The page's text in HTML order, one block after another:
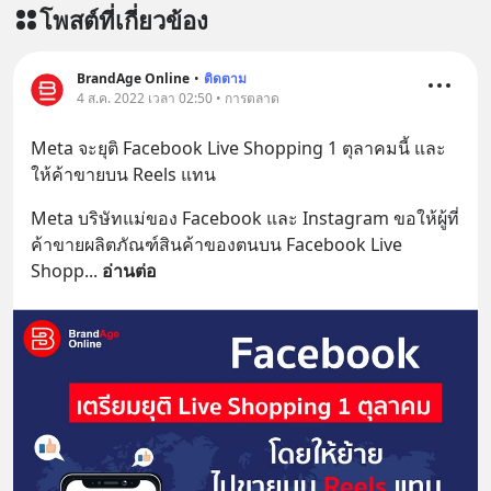
โพสต์ที่เกี่ยวข้อง
BrandAge Online • ติดตาม
4 ส.ค. 2022 เวลา 02:50 • การตลาด
Meta จะยุติ Facebook Live Shopping 1 ตุลาคมนี้ และ
ให้ค้าขายบน Reels แทน
Meta บริษัทแม่ของ Facebook และ Instagram ขอให้ผู้ที่
ค้าขายผลิตภัณฑ์สินค้าของตนบน Facebook Live
Shopp... อ่านต่อ